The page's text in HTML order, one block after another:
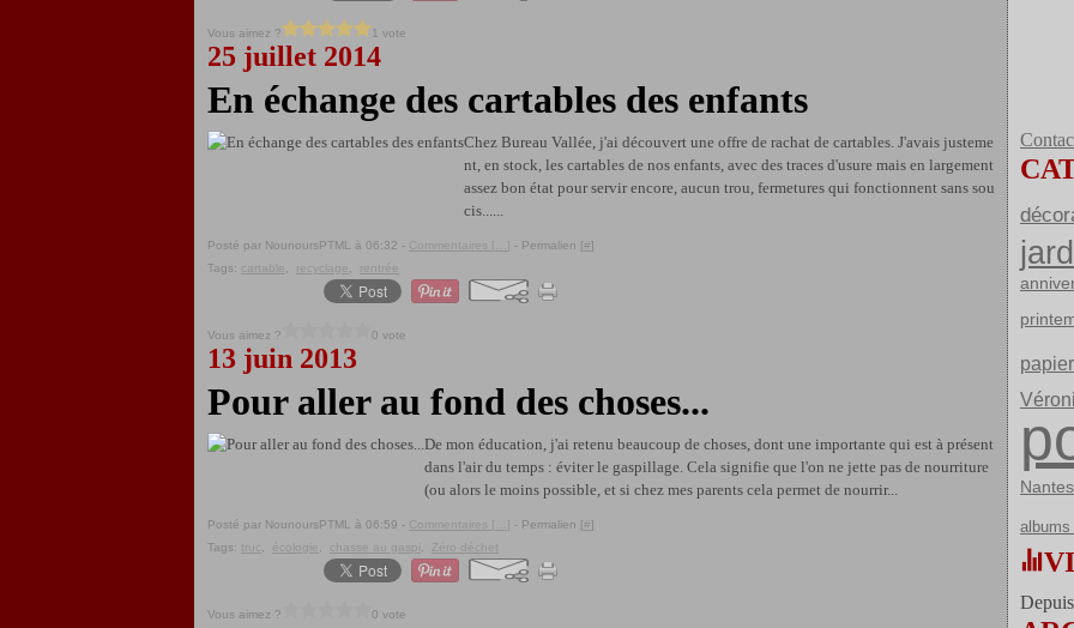
Vous aimez ? 1 vote
25 juillet 2014
En échange des cartables des enfants
Chez Bureau Vallée, j'ai découvert une offre de rachat de cartables. J'avais justeme
nt, en stock, les cartables de nos enfants, avec des traces d'usure mais en largement
assez bon état pour servir encore, aucun trou, fermetures qui fonctionnent sans sou
cis......
Posté par NounoursPTML à 06:32 - Commentaires [ ] - Permalien [#]
Tags:
cartable recyclage rentrée
Vous aimez ? 0 vote
13 juin 2013
Pour aller au fond des choses...
De mon éducation, j'ai retenu beaucoup de choses, dont une importante qui est à présent
dans l'air du temps : éviter le gaspillage. Cela signifie que l'on ne jette pas de nourriture
(ou alors le moins possible, et si chez mes parents cela permet de nourrir...
Posté par NounoursPTML à 06:59 - Commentaires [ ] - Permalien [#]
Tags: truc écologie chasse au gaspi Zéro déchet
Vous aimez ? 0 vote
papier
Nantes
albums